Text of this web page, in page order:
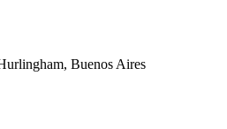
Buenos Aires